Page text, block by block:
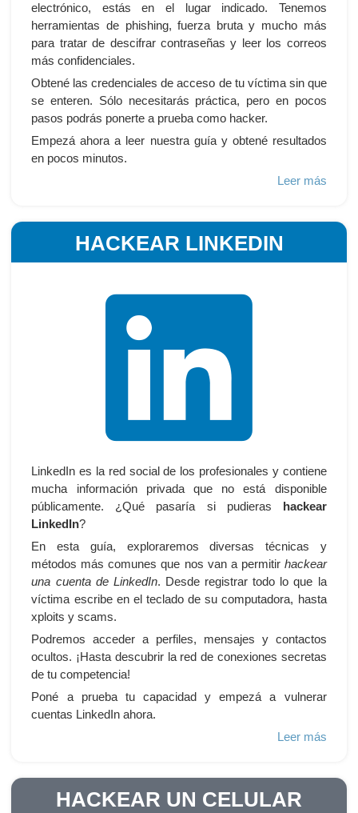
electrónico, estás en el lugar indicado. Tenemos
herramientas de phishing, fuerza bruta y mucho más
para tratar de descifrar contraseñas y leer los correos
más confidenciales.
Obtené las credenciales de acceso de tu víctima sin que
se enteren. Sólo necesitarás práctica, pero en pocos
pasos podrás ponerte a prueba como hacker.
Empezá ahora a leer nuestra guía y obtené resultados
en pocos minutos.
Leer más
HACKEAR LINKEDIN
LinkedIn es la red social de los profesionales y contiene
mucha información privada que no está disponible
públicamente. ¿Qué pasaría si pudieras hackear
LinkedIn?
En esta guía, exploraremos diversas técnicas y
métodos más comunes que nos van a permitir hackear
una cuenta de LinkedIn. Desde registrar todo lo que la
víctima escribe en el teclado de su computadora, hasta
xploits y scams.
Podremos acceder a perfiles, mensajes y contactos
ocultos. ¡Hasta descubrir la red de conexiones secretas
de tu competencia!
Poné a prueba tu capacidad y empezá a vulnerar
cuentas LinkedIn ahora.
Leer más
HACKEAR UN CELULAR